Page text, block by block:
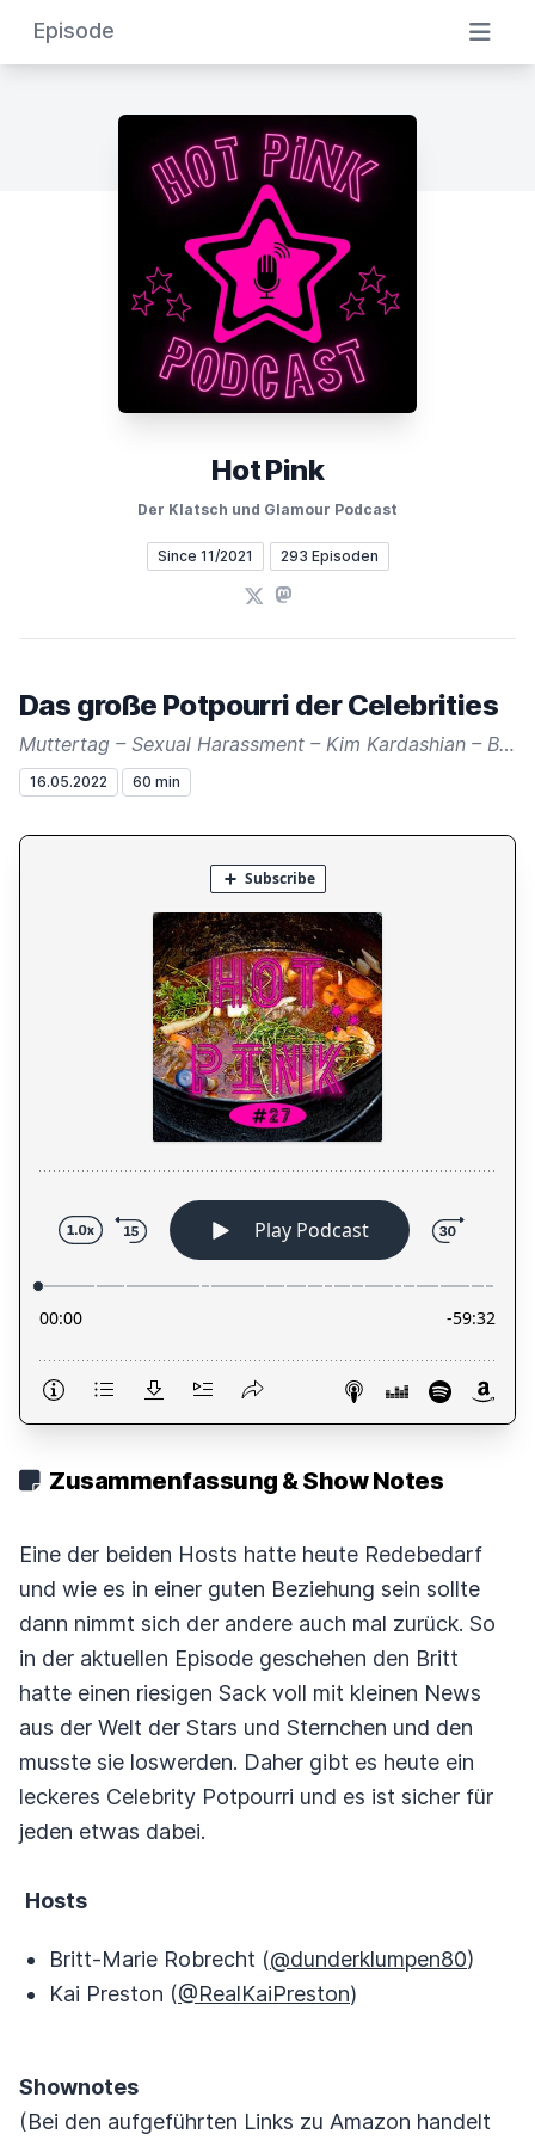
Episode
Hot Pink
Der Klatsch und Glamour Podcast
Since 11/2021 293 Episoden
X Mastodon
Das große Potpourri der Celebrities
Muttertag – Sexual Harassment – Kim Kardashian – Boris Becker – Britney Spears – Ellen DeGeneres – James Corden – James Hong – James Cromwell - Priyanka Chopra -Nick Jonas – Deborah James - Mike Hagerty - Bengt Johansson – Naomi Judd – Michelle Williams
16.05.2022 60 min
Zusammenfassung & Show Notes
Eine der beiden Hosts hatte heute Redebedarf
und wie es in einer guten Beziehung sein sollte
dann nimmt sich der andere auch mal zurück. So
in der aktuellen Episode geschehen den Britt
hatte einen riesigen Sack voll mit kleinen News
aus der Welt der Stars und Sternchen und den
musste sie loswerden. Daher gibt es heute ein
leckeres Celebrity Potpourri und es ist sicher für
jeden etwas dabei.
Hosts
Britt-Marie Robrecht (@dunderklumpen80)
Kai Preston (@RealKaiPreston)
Shownotes
(Bei den aufgeführten Links zu Amazon handelt